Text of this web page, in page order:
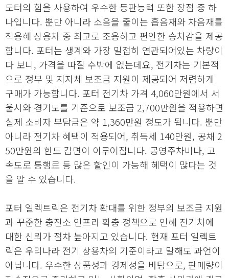
모터의 힘을 사용하여 우수한 등판능력 또한 장점 중 하
나입니다. 뿐만 아니라 소음을 줄이는 흡음재와 차음재를
적용해 상용차 중 최고로 조용하고 편안한 승차감을 제공
합니다. 포터는 생계와 가장 밀접히 연관되어있는 차량이
다 보니, 가격을 따질 수밖에 없는데요, 전기차는 기본적
으로 정부 및 지자체 보조금 지원이 제공되어 저렴하게
구매가 가능합니다. 포터 전기차 가격 4,060만원에서 서
울시와 경기도를 기준으로 보조금 2,700만원을 적용하면
실제 소비자 부담금은 약 1,360만원 정도가 됩니다. 뿐만
아니라 전기차 혜택이 적용되어, 취득세 140만원, 공채 2
50만원의 한도 감면이 이루어집니다. 공영주차비나, 고
속도로 통행료 등 많은 할인이 가능해 혜택이 많다는 것
을 알 수 있습니다.
포터 일렉트릭은 전기차 확대를 위한 정부의 보조금 지원
과 꾸준한 충전소 인프라 확충 정책으로 인해 전기차에
대한 신뢰가 점차 높아지고 있습니다. 현재 포터 일렉트
릭은 우리나라 전기 상용차의 기준이라고 말해도 과언이
아닙니다. 우수한 상품성과 경제성을 바탕으로, 판매량이